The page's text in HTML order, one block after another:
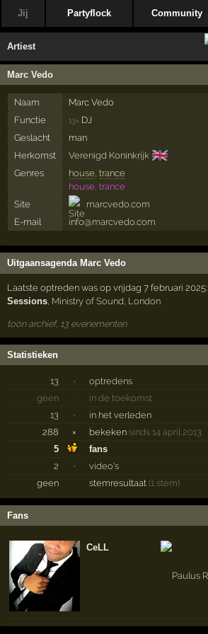
Jij Partyflock Community
Artiest
Marc Vedo
Naam
Marc Vedo
Functie
13× DJ
Geslacht
man
Herkomst
Verenigd Koninkrijk 🇬🇧
Genres house trance
house, trance
Site
marcvedo.com
E-mail
info@marcvedo.com
Uitgaansagenda Marc Vedo
Laatste optreden was op vrijdag 7 februari 2025:
Sessions Ministry of Sound London
toon archief, 13 evenementen
Statistieken
13 ·
optredens
geen
·
in de toekomst
13
·
in het verleden
288
× bekeken sinds 14 april 2013
5
fans
2
·
video's
geen
stemresultaat(1 stem)
Fans
CeLL